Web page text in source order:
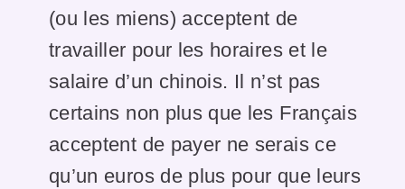
(ou les miens) acceptent de
travailler pour les horaires et le
salaire d’un chinois. Il n’st pas
certains non plus que les Français
acceptent de payer ne serais ce
qu’un euros de plus pour que leurs